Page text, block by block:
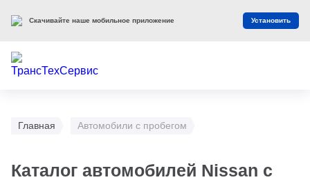
Главная Автомобили с пробегом
Каталог автомобилей Nissan с
Оцените наш сайт Оценить